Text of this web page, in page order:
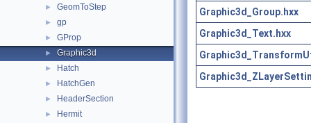
► GeomToStep
► gp
► GProp
► Graphic3d
► Hatch
► HatchGen
► HeaderSection
► Hermit
Graphic3d_Group.hxx
Graphic3d_Text.hxx